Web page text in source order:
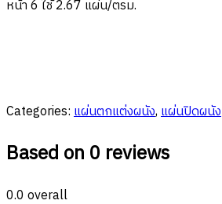
หน้า 6 ใช้ 2.67 แผ่น/ตรม.
Categories:แผ่นตกแต่งผนัง,แผ่นปิดผนัง
Based on 0 reviews
0.0 overall